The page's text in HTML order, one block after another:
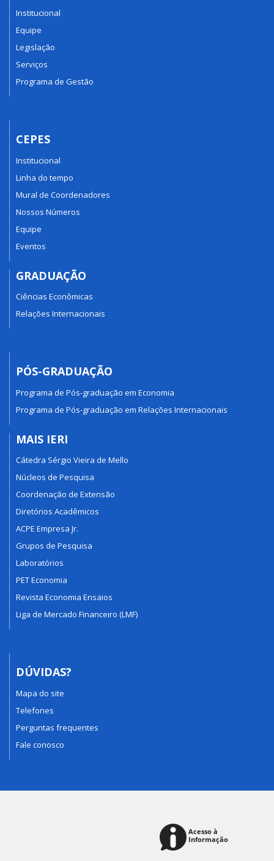
Institucional
Equipe
Legislação
Serviços
Programa de Gestão
CEPES
Institucional
Linha do tempo
Mural de Coordenadores
Nossos Números
Equipe
Eventos
GRADUAÇÃO
Ciências Econômicas
Relações Internacionais
PÓS-GRADUAÇÃO
Programa de Pós-graduação em Economia
Programa de Pós-graduação em Relações Internacionais
MAIS IERI
Cátedra Sérgio Vieira de Mello
Núcleos de Pesquisa
Coordenação de Extensão
Diretórios Acadêmicos
ACPE Empresa Jr.
Grupos de Pesquisa
Laboratórios
PET Economia
Revista Economia Ensaios
Liga de Mercado Financeiro (LMF)
DÚVIDAS?
Mapa do site
Telefones
Perguntas frequentes
Fale conosco